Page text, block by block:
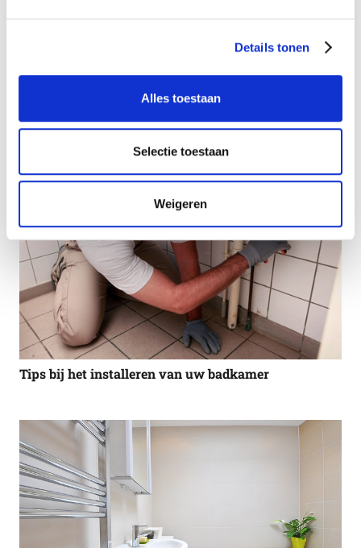
Details tonen
Alles toestaan
Selectie toestaan
Weigeren
Steeds meer huishoudens kiezen voor een urinoir
Tips bij het installeren van uw badkamer